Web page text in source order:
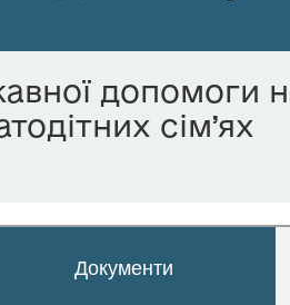
допомоги
сім’ях
Документи